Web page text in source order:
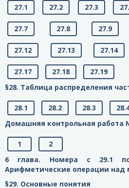
27.1 27.2 27.3
27.7 27.8 27.9
27.12 27.13 27.14
27.17 27.18
27.19
§28. Таблица распределения
28.1 28.2 28.3
Домашняя контрольная работа
1
2
6 глава. Номера с 29.1
Арифметические операции над
§29. Основные понятия